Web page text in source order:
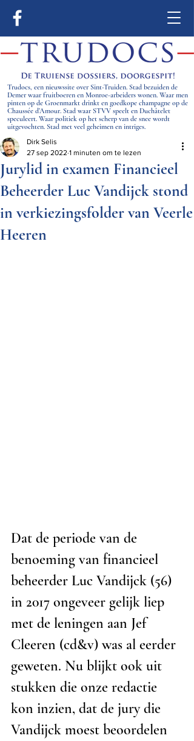
Trudocs, een nieuwssite over Sint-Truiden. Stad bezuiden de
Demer waar fruitboeren en Monroe-arbeiders wonen. Waar men
pinten op de Groenmarkt drinkt en goedkope champagne op de
Chaussée d’Amour. Stad waar STVV speelt en Duchâtelet
speculeert. Waar politiek op het scherp van de snee wordt
uitgevochten. Stad met veel geheimen en intriges.
Jurylid in examen Financieel
Beheerder Luc Vandijck stond
in verkiezingsfolder van Veerle
Heeren
Dirk Selis
27 sep 2022 1 minuten om te lezen
Dat de periode van de
benoeming van financieel
beheerder Luc Vandijck (56)
in 2017 ongeveer gelijk liep
met de leningen aan Jef
Cleeren (cd&v) was al eerder
geweten. Nu blijkt ook uit
stukken die onze redactie
kon inzien, dat de jury die
Vandijck moest beoordelen